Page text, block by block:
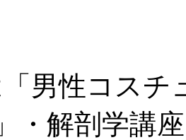
男性コスチ
・解剖学講